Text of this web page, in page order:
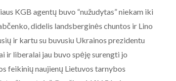
KGB agentų buvo “nužudytas” niekam iki
didelis landsberginės chuntos ir Lino
ir kartu su buvusiu Ukrainos prezidentu
ir liberalai jau buvo spėję surengti jo
feikinių naujienų Lietuvos tarnybos
AKTUALIJOS
NE BALTARUSIJOS